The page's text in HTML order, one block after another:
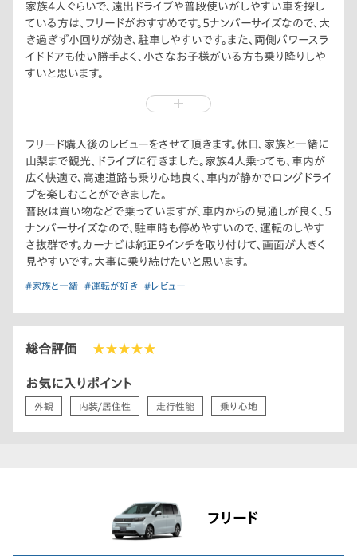
家族4人ぐらいで、遠出ドライブや普段使いがしやすい車を探し
ている方は、フリードがおすすめです。5ナンバーサイズなので、大
き過ぎず小回りが効き、駐車しやすいです。また、両側パワースラ
イドドアも使い勝手よく、小さなお子様がいる方も乗り降りしや
すいと思います。
ジンなので、燃費も良く加速もいいので、ぜひ一度試乗してみて
フリード購入後のレビューをさせて頂きます。休日、家族と一緒に
山梨まで観光、ドライブに行きました。家族4人乗っても、車内が
広く快適で、高速道路も乗り心地良く、車内が静かでロングドライ
ブを楽しむことができました。
普段は買い物などで乗っていますが、車内からの見通しが良く、5
ナンバーサイズなので、駐車時も停めやすいので、運転のしやす
さ抜群です。カーナビは純正9インチを取り付けて、画面が大きく
見やすいです。大事に乗り続けたいと思います。
#家族と一緒 #運転が好き #レビュー
総合評価 ★★★★★
お気に入りポイント
外観 内装/居住性 走行性能 乗り心地
フリード